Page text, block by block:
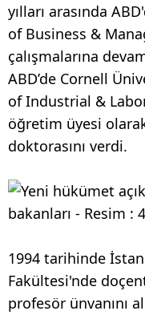
yılları arasında
of Business &
çalışmalarına
ABD’de Cornell
of Industrial &
öğretim üyesi
doktorasını verdi.
1994 tarihinde
Fakültesi'nde
profesör ünvanını